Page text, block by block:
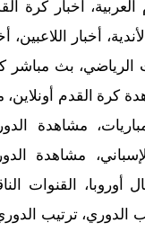
العربية، أخبار كرة
أخبار اللاعبين،
الرياضي، بث مباشر
كرة القدم أونلاين،
مشاهدة
مشاهدة
القنوات
الدوري، ترتيب